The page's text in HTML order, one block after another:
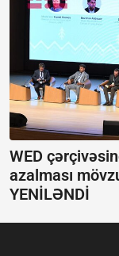
WED
azalması
YENİLƏNDİ